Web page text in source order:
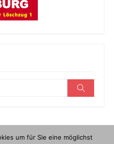
um für Sie eine möglichst